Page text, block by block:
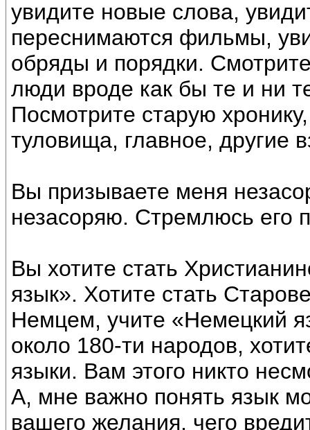
увидите новые слова,
переснимаются фильмы,
обряды и порядки.
люди вроде как бы те и ни
Посмотрите старую
туловища, главное, другие
Вы призываете меня
незасоряю. Стремлюсь его
Вы хотите стать
язык». Хотите стать
Немцем, учите «Немецкий
около 180-ти народов,
языки. Вам этого никто
А, мне важно понять язык
вашего желания, чего